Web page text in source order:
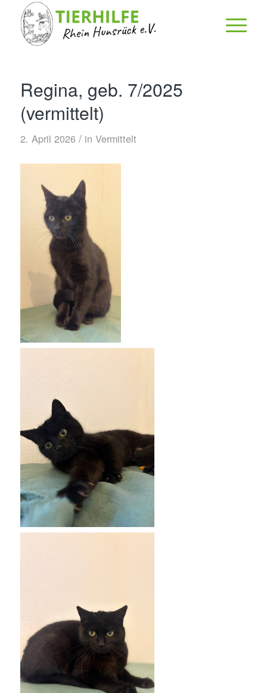
Regina, geb. 7/2025
(vermittelt)
2. April 2026 / in Vermittelt